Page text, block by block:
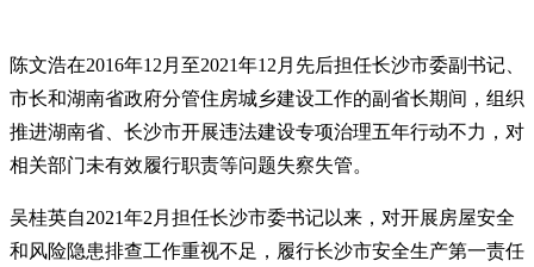
陈文浩在2016年12月至2021年12月先后担任长沙市委副书记、
市长和湖南省政府分管住房城乡建设工作的副省长期间，组织
推进湖南省、长沙市开展违法建设专项治理五年行动不力，对
相关部门未有效履行职责等问题失察失管。
吴桂英自2021年2月担任长沙市委书记以来，对开展房屋安全
和风险隐患排查工作重视不足，履行长沙市安全生产第一责任